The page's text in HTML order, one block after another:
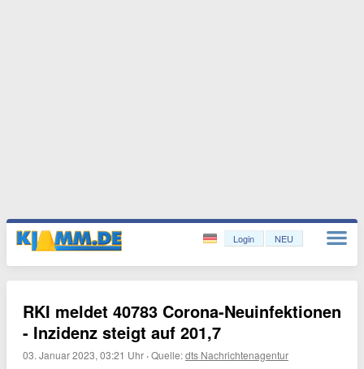
Login NEU
RKI meldet 40783 Corona-Neuinfektionen
- Inzidenz steigt auf 201,7
03. Januar 2023, 03:21 Uhr ·Quelle:dts Nachrichtenagentur